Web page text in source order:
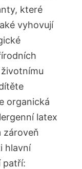
které
vyhovují
organická
latex
zároveň
hlavní
patří: